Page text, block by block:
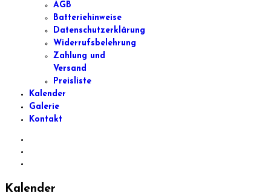
AGB
Batteriehinweise
Datenschutzerklärung
Widerrufsbelehrung
Zahlung und
Versand
Preisliste
Kalender
Galerie
Kontakt
Kalender